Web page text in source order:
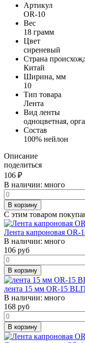
Артикул
OR-10
Вес
18 грамм
Цвет
сиреневый
Страна
Китай
Ширина, мм
10
Тип товара
Лента
Вид ленты
одноцветная,
Состав
100% нейлон
Описание
поделиться
106 ₽
В наличии: много
В корзину
С этим товаром
Лента капроновая
В наличии: много
106 руб
В корзину
лента 15 мм OR-15
В наличии: много
168 руб
В корзину